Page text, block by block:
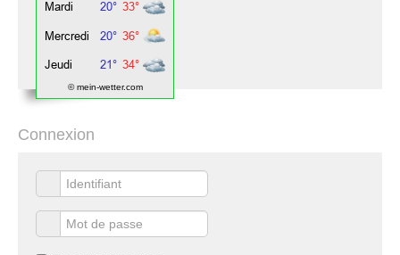
© mein-wetter.com
Connexion